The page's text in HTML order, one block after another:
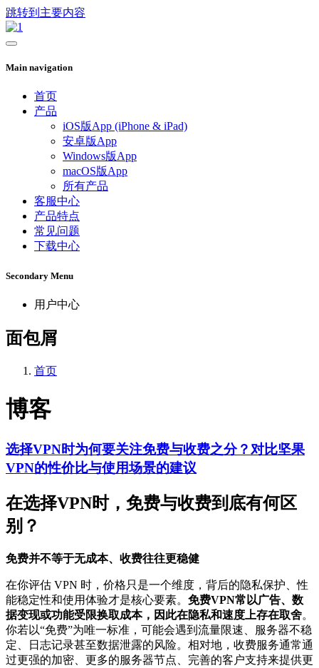
跳转到主要内容
Main navigation
首页
产品
iOS版App (iPhone & iPad)
安卓版App
Windows版App
macOS版App
所有产品
客服中心
产品特点
常见问题
下载中心
Secondary Menu
用户中心
面包屑
首页
博客
选择VPN时为何要关注免费与收费之分？对比坚果
VPN的性价比与使用场景的建议
在选择VPN时，免费与收费到底有何区
别？
免费并不等于无成本、收费往往更稳健
在你评估 VPN 时，价格只是一个维度，背后的隐私保护、性
能稳定性和使用体验才是核心要素。 免费VPN常以广告、数
据变现或功能受限换取成本，因此在隐私和速度上存在取舍。
你若以“免费”为唯一标准，可能会遇到流量限速、服务器不稳
定、日志记录甚至数据泄露的风险。相对地，收费服务通常通
过更强的加密、更多的服务器节点、完善的客户支持来提供更